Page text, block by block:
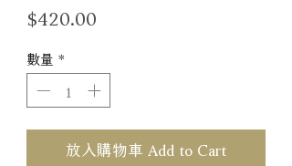
$420.00
數量 *
放入購物車 Add to Cart